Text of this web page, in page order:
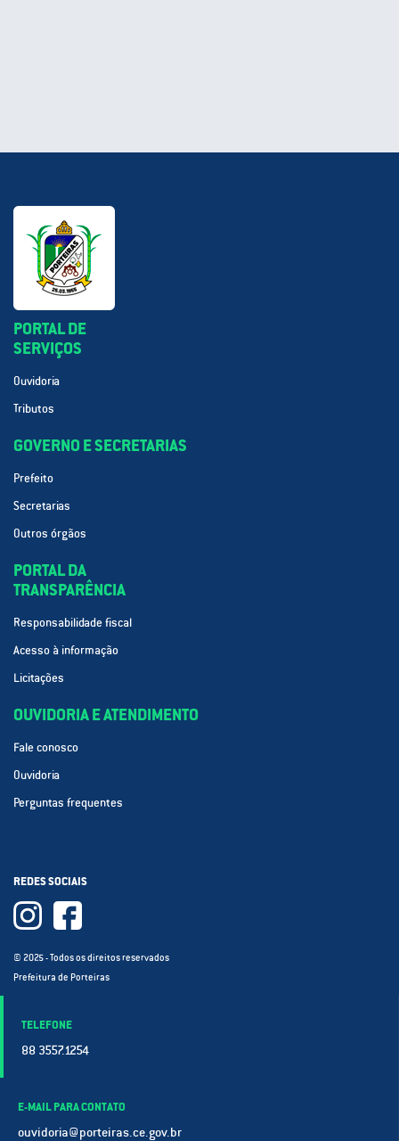
PORTAL DE
SERVIÇOS
Ouvidoria
Tributos
GOVERNO E SECRETARIAS
Prefeito
Secretarias
Outros órgãos
PORTAL DA
TRANSPARÊNCIA
Responsabilidade fiscal
Acesso à informação
Licitações
OUVIDORIA E ATENDIMENTO
Fale conosco
Ouvidoria
Perguntas frequentes
REDES SOCIAIS
© 2025 - Todos os direitos reservados
Prefeitura de Porteiras
TELEFONE
88 3557.1254
E-MAIL PARA CONTATO
ouvidoria@porteiras.ce.gov.br